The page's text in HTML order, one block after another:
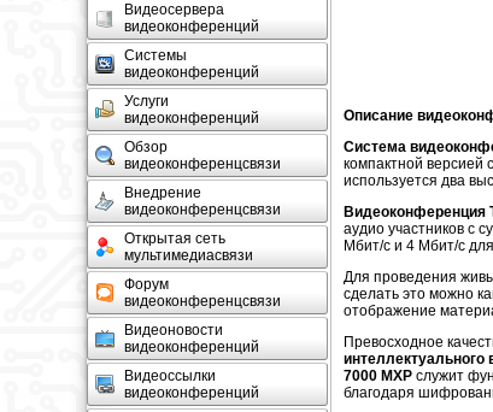
Видеосервера
видеоконференций
Системы
видеоконференций
Услуги
видеоконференций
Обзор
видеоконференцсвязи
Внедрение
видеоконференцсвязи
Открытая сеть
мультимедиасвязи
Форум
видеоконференцсвязи
Видеоновости
видеоконференций
Видеоссылки
видеоконференций
Описание
Система
компактной версией
используется два
Видеоконференция
аудио участников с
Мбит/с и 4 Мбит/с
Для проведения
сделать это можно
отображение
Превосходное
интеллектуального
7000 MXP служит
благодаря